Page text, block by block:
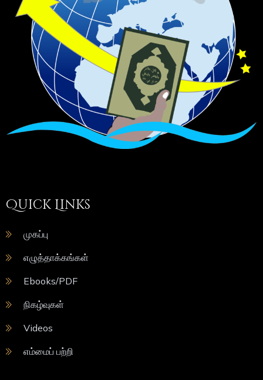
Quick Links
முகப்பு
எழுத்தாக்கங்கள்
Ebooks/PDF
நிகழ்வுகள்
Videos
எம்மைப் பற்றி